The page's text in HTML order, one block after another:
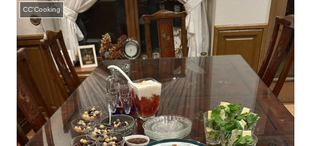
CC'Cooking